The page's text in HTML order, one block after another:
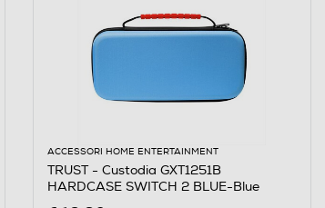
ACCESSORI HOME ENTERTAINMENT
TRUST - Custodia GXT1251B
HARDCASE SWITCH 2 BLUE-Blue